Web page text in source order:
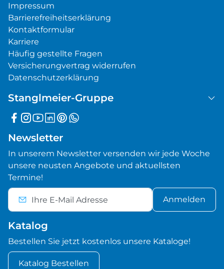
Impressum
Barrierefreiheitserklärung
Kontaktformular
Karriere
Häufig gestellte Fragen
Versicherungvertrag widerrufen
Datenschutzerklärung
Stanglmeier-Gruppe
Newsletter
In unserem Newsletter versenden wir jede Woche
unsere neusten Angebote und aktuellsten
Termine!
Anmelden
Katalog
Bestellen Sie jetzt kostenlos unsere Kataloge!
Katalog Bestellen